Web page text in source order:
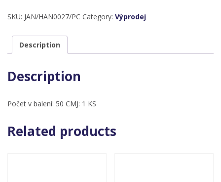
Renáta
quantity
SKU: JAN/HAN0027/PC Category: Výprodej
Description
Description
Počet v balení: 50 CMJ: 1 KS
Related products